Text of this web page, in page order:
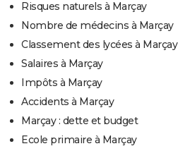
Risques naturels à Marçay
Nombre de médecins à Marçay
Classement des lycées à Marçay
Salaires à Marçay
Impôts à Marçay
Accidents à Marçay
Marçay : dette et budget
Ecole primaire à Marçay